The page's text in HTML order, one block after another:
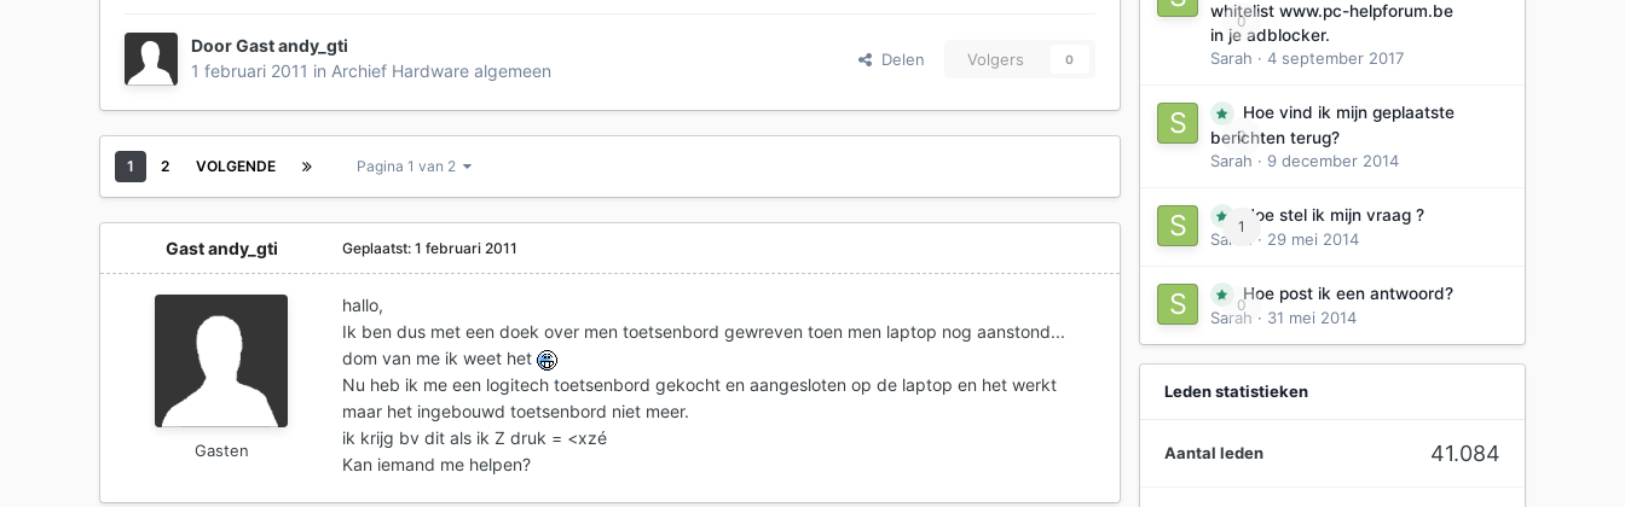
Door Gast andy_gti
1 februari 2011 in Archief Hardware algemeen
Delen Volgers 0
1 2 VOLGENDE Pagina 1 van 2
Gast andy_gti
Gasten
Geplaatst:1 februari 2011
hallo,
Ik ben dus met een doek over men toetsenbord gewreven toen men laptop nog aanstond...
dom van me ik weet het
Nu heb ik me een logitech toetsenbord gekocht en aangesloten op de laptop en het werkt
maar het ingebouwd toetsenbord niet meer.
ik krijg bv dit als ik Z druk = <xzé
Kan iemand me helpen?
0
whitelist www.pc-helpforum.be
in je adblocker.
Sarah · 4 september 2017
0
Hoe vind ik mijn geplaatste
berichten terug?
Sarah · 9 december 2014
1
Hoe stel ik mijn vraag ?
Sarah
· 29 mei 2014
0
Hoe post ik een antwoord?
Sarah · 31 mei 2014
Leden statistieken
Aantal leden 41.084